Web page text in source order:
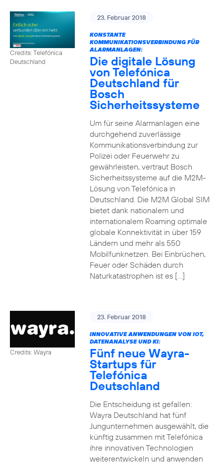
Credits: Telefónica
Deutschland
23. Februar 2018
KONSTANTE
KOMMUNIKATIONSVERBINDUNG FÜR
ALARMANLAGEN:
Die digitale Lösung
von Telefónica
Deutschland für
Bosch
Sicherheitssysteme
Um für seine Alarmanlagen eine
durchgehend zuverlässige
Kommunikationsverbindung zur
Polizei oder Feuerwehr zu
gewährleisten, vertraut Bosch
Sicherheitssysteme auf die M2M-
Lösung von Telefónica in
Deutschland. Die M2M Global SIM
bietet dank nationalem und
internationalem Roaming optimale
globale Konnektivität in über 159
Ländern und mehr als 550
Mobilfunknetzen. Bei Einbrüchen,
Feuer oder Schäden durch
Naturkatastrophen ist es […]
Credits: Wayra
23. Februar 2018
INNOVATIVE ANWENDUNGEN VON IOT,
DATENANALYSE UND KI:
Fünf neue Wayra-
Startups für
Telefónica
Deutschland
Die Entscheidung ist gefallen:
Wayra Deutschland hat fünf
Jungunternehmen ausgewählt, die
künftig zusammen mit Telefónica
ihre innovativen Technologien
weiterentwickeln und anwenden